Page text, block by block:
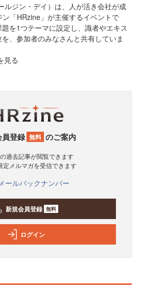
ルジン・デイ）は、人が活き会社が成
「HRzine」が主催するイベントで
を1つテーマに設定し、識者やエキス
、参加者のみなさんと共有していま
見る
登録 無料 のご案内
の過去記事が閲覧できます
定メルマガを受信できます
ールバックナンバー
新規会員登録 無料
ログイン